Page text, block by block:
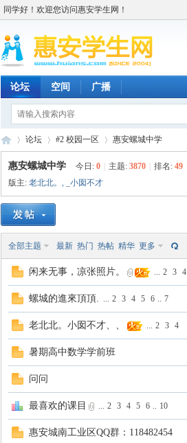
同学好！欢迎您访问惠安学生网！
论坛 空间 广播
惠 »
论坛
›
#2 校园一区
›
惠安螺城中学
惠安螺城中学 今日: 0 主题: 3870 排名: 49
版主: 老北北。 , _小囡不才
全部主题 最新 热门 热帖 精华 更多
闲来无事，凉张照片。 ... 2 3 4
螺城的進來頂頂. ... 2 3 4 5 6 .. 7
老北北。小囡不才、、 ... 2 3 4
暑期高中数学学前班
问问
最喜欢的课目 ... 2 3 4 5 6 .. 10
惠安城南工业区QQ群：118482454